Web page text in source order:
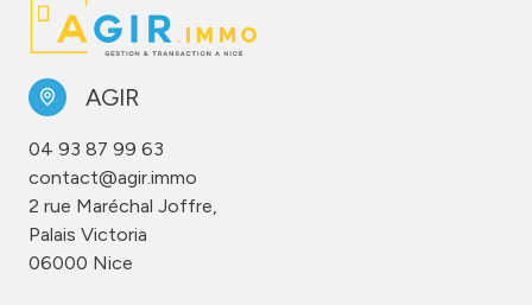
AGIR
04 93 87 99 63
contact@agir.immo
2 rue Maréchal Joffre,
Palais Victoria
06000 Nice